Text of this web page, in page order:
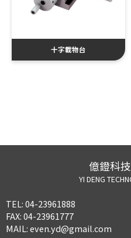
十字載物台
億鐙科
YI DENG
TEL:04-23961888
FAX:04-23961777
MAIL:even.yd@gmail.com